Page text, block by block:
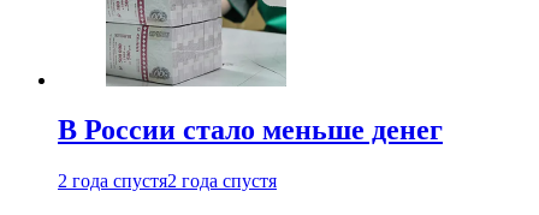
В России стало меньше денег
2 года спустя2 года спустя